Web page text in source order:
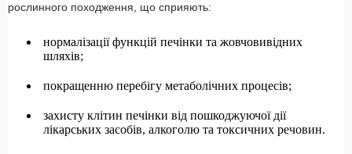
рослинного походження, що сприяють:
нормалізації функцій печінки та жовчовивідних
шляхів;
покращенню перебігу метаболічних процесів;
захисту клітин печінки від пошкоджуючої дії
лікарських засобів, алкоголю та токсичних речовин.